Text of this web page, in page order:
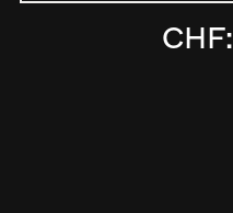
CHF: